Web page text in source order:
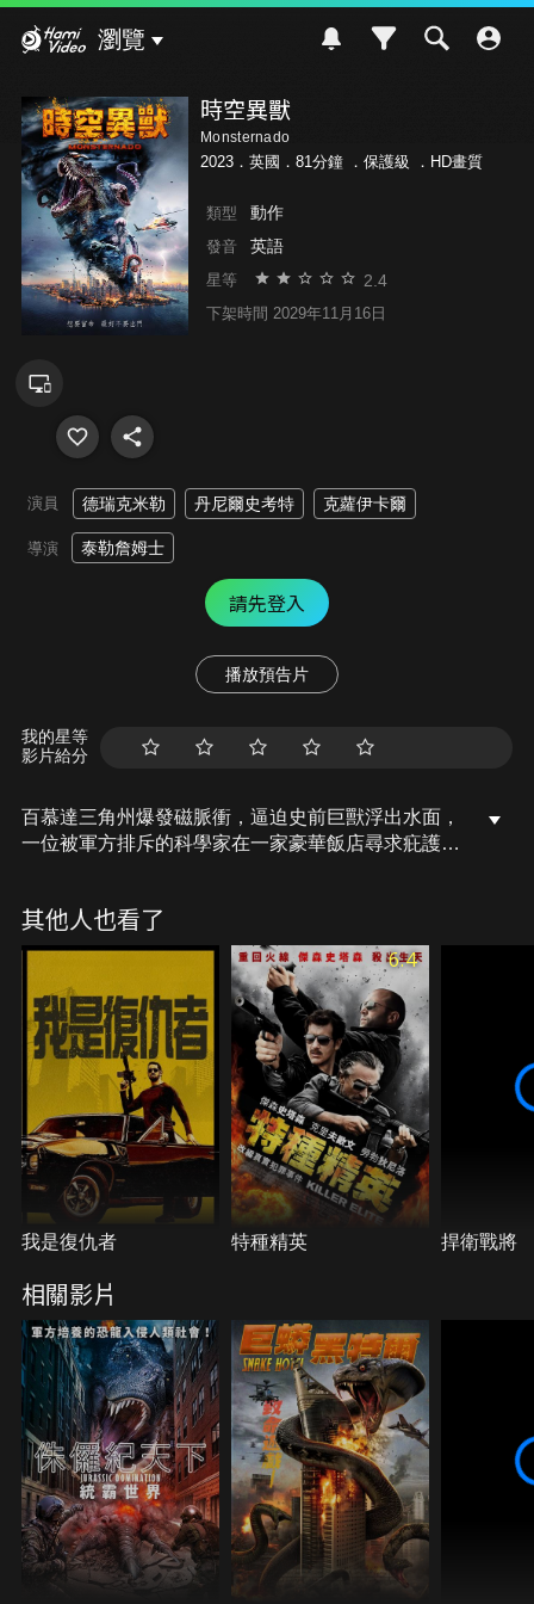
瀏覽
時空異獸
Monsternado
2023．英國．81分鐘 ． 保護級 ．HD畫質
類型 動作
發音 英語
星等 2.4
下架時間 2029年11月16日
演員 德瑞克米勒 丹尼爾史考特 克蘿伊卡爾
導演 泰勒詹姆士
請先登入
播放預告片
我的星等
影片給分
百慕達三角州爆發磁脈衝，逼迫史前巨獸浮出水面，
一位被軍方排斥的科學家在一家豪華飯店尋求疪護，
並且不要被吞噬！
其他人也看了
我是復仇者
6.4
特種精英 捍衛戰將
相關影片